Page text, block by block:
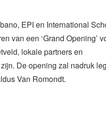
EPI en International
van een ‘Grand Opening’
lokale partners en
De opening zal nadruk
Van Romondt.